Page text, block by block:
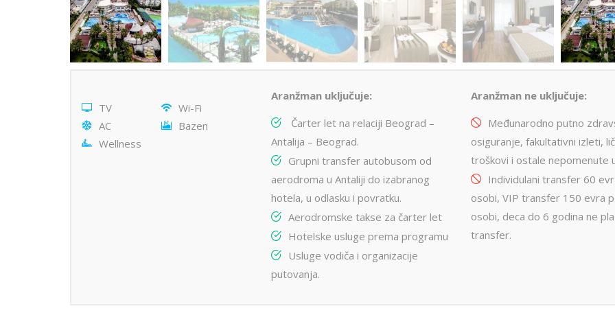
TV
Wi-Fi
AC
Bazen
Wellness
Aranžman uključuje:
Čarter let na relaciji Beograd –
Antalija – Beograd.
Grupni transfer autobusom od
aerodroma u Antaliji do izabranog
hotela, u odlasku i povratku.
Aerodromske takse za čarter let
Hotelske usluge prema programu
Usluge vodiča i organizacije
putovanja.
Aranžman ne uključuje:
Međunarodno putno
osiguranje, fakultativni izleti,
troškovi i ostale nepomenute
Individulani transfer 60
osobi, VIP transfer 150 evra
osobi, deca do 6 godina ne
transfer.